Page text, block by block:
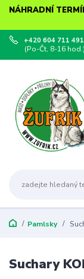
NÁHRADNÍ
+420 604 711 491
(Po-Čt, 8-16 hod.)
Pamlsky
Suchary